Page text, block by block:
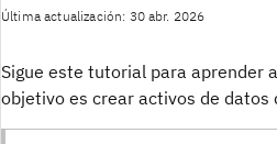
Última actualización: 30 abr. 2026
Sigue este tutorial para aprender
objetivo es crear activos de datos